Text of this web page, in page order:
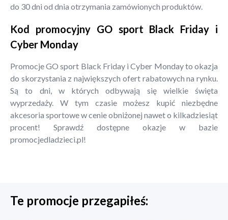
do 30 dni od dnia otrzymania zamówionych produktów.
Kod promocyjny GO sport Black Friday i
Cyber Monday
Promocje GO sport Black Friday i Cyber Monday to okazja
do skorzystania z największych ofert rabatowych na rynku.
Są to dni, w których odbywają się wielkie święta
wyprzedaży. W tym czasie możesz kupić niezbędne
akcesoria sportowe w cenie obniżonej nawet o kilkadziesiąt
procent! Sprawdź dostępne okazje w bazie
promocjedladzieci.pl!
Te promocje przegapiłeś: